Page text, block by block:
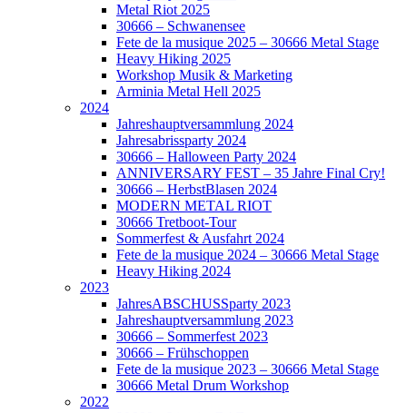
Metal Riot 2025
30666 – Schwanensee
Fete de la musique 2025 – 30666 Metal Stage
Heavy Hiking 2025
Workshop Musik & Marketing
Arminia Metal Hell 2025
2024
Jahreshauptversammlung 2024
Jahresabrissparty 2024
30666 – Halloween Party 2024
ANNIVERSARY FEST – 35 Jahre Final Cry!
30666 – HerbstBlasen 2024
MODERN METAL RIOT
30666 Tretboot-Tour
Sommerfest & Ausfahrt 2024
Fete de la musique 2024 – 30666 Metal Stage
Heavy Hiking 2024
2023
JahresABSCHUSSparty 2023
Jahreshauptversammlung 2023
30666 – Sommerfest 2023
30666 – Frühschoppen
Fete de la musique 2023 – 30666 Metal Stage
30666 Metal Drum Workshop
2022